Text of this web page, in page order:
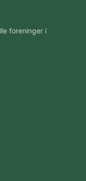
foreninger i